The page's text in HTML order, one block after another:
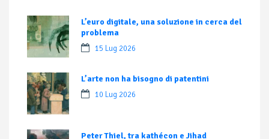
L’euro digitale, una soluzione in cerca del
problema
15 Lug 2026
L’arte non ha bisogno di patentini
10 Lug 2026
Peter Thiel, tra kathécon e Jihad